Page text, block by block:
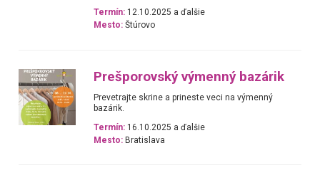
Termín: 12.10.2025 a ďalšie
Mesto: Štúrovo
Prešporovský výmenný bazárik
Prevetrajte skrine a prineste veci na výmenný
bazárik.
Termín: 16.10.2025 a ďalšie
Mesto: Bratislava